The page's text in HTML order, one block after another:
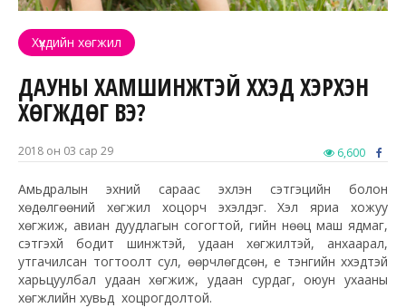
Хүүхдийн хөгжил
ДАУНЫ ХАМШИНЖТЭЙ ХҮҮХЭД ХЭРХЭН
ХӨГЖДӨГ ВЭ?
2018 он 03 сар 29 6,600
Амьдралын эхний сараас эхлэн сэтгэцийн болон
хөдөлгөөний хөгжил хоцорч эхэлдэг. Хэл яриа хожуу
хөгжиж, авиан дуудлагын согогтой, үгийн нөөц маш ядмаг,
сэтгэхүй бодит шинжтэй, удаан хөгжилтэй, анхаарал,
утгачилсан тогтоолт сул, өөрчлөгдсөн, үе тэнгийн хүүхэдтэй
харьцуулбал удаан хөгжиж, удаан сурдаг, оюун ухааны
хөгжлийн хувьд хоцрогдолтой.